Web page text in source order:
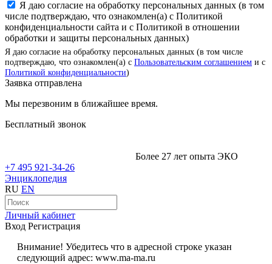
Я даю согласие на обработку персональных данных (в том
числе подтверждаю, что ознакомлен(а) с Политикой
конфиденциальности сайта и с Политикой в отношении
обработки и защиты персональных данных)
Я даю согласие на обработку персональных данных (в том числе
подтверждаю, что ознакомлен(а) с Пользовательским соглашением и с
Политикой конфиденциальности)
Заявка отправлена
Мы перезвоним в ближайшее время.
Бесплатный звонок
Более 27 лет опыта ЭКО
+7 495 921-34-26
Энциклопедия
RU EN
Личный кабинет
Вход Регистрация
Внимание! Убедитесь что в адресной строке указан
следующий адрес: www.ma-ma.ru